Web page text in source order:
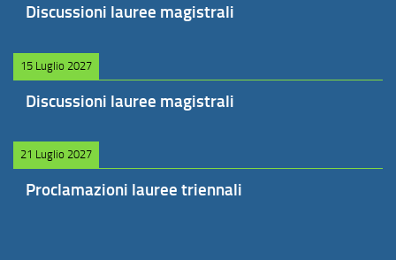
Discussioni lauree magistrali
15 Luglio 2027
Discussioni lauree magistrali
21 Luglio 2027
Proclamazioni lauree triennali